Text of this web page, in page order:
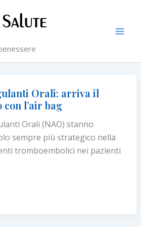
Orali: arriva il
l’air bag
Orali (NAO) stanno
sempre più strategico nella
tromboembolici nei pazienti